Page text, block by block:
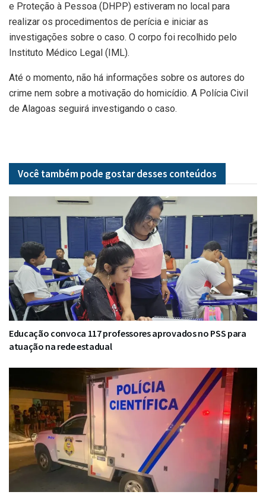
e Proteção à Pessoa (DHPP) estiveram no local para
realizar os procedimentos de perícia e iniciar as
investigações sobre o caso. O corpo foi recolhido pelo
Instituto Médico Legal (IML).
Até o momento, não há informações sobre os autores do
crime nem sobre a motivação do homicídio. A Polícia Civil
de Alagoas seguirá investigando o caso.
Você também pode gostar desses conteúdos
Educação convoca 117 professores aprovados no PSS para
atuação na rede estadual